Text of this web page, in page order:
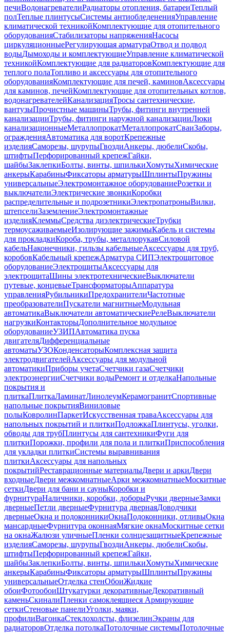
печиВодонагревателиРадиаторы отопления, батареиТеплый
полТеплые плинтусыСистемы антиобледененияУправление
климатической техникойКомплектующие для отопительного
оборудованияСтабилизаторы напряженияНасосы
циркуляционныеРегулирующая арматураОтвод и подвод
водыДымоходы и комплектующиеУправление климатической
техникойКомплектующие для радиаторовКомплектующие для
теплого полаТопливо и аксессуары для отопительного
оборудованияКомплектующие для печей, каминовАксессуары
для каминов, печейКомплектующие для отопительных котлов,
водонагревателейКанализацияТросы сантехнические,
вантузыПрочистные машиныТрубы, фитинги внутренней
канализацииТрубы, фитинги наружной канализацииЛюки
канализационныеМеталлопрокатМеталлопрокатСваиЗаборы,
огражденияАвтоматика для воротКрепежные
изделияСаморезы, шурупыГвоздиАнкеры, дюбелиСкобы,
штифтыПерфорированный крепежГайки,
шайбыЗаклепкиБолты, винты, шпилькиХомутыХимические
анкерыКарабиныФиксаторы арматурыШплинтыПружины
универсальныеЭлектромонтажное оборудованиеРозетки и
выключателиЭлектрические звонкиКоробки
распределительные и подрозетникиЭлектропатроныВилки,
штепселиЗаземлениеЭлектромонтажные
изделияКлеммыСредства диэлектрическиеТрубки
термоусаживаемыеИзолирующие зажимыКабель и системы
для прокладкиКороба, трубы, металлорукавСиловой
кабельНаконечники, гильзы кабельныеАксессуары для труб,
коробовКабельный крепежАрматура СИПЭлектрощитовое
оборудованиеЭлектрощитыАксессуары для
электрощитаШины электротехническиеВыключатели
путевые, концевыеТрансформаторыАппаратура
управленияРубильникиПредохранителиЧастотные
преобразователиПускатели магнитныеМодульная
автоматикаВыключатели автоматическиеРелеВыключатели
нагрузкиКонтакторыДополнительное модульное
оборудованиеУЗИПАвтоматика пуска
двигателяДифференциальные
автоматыУЗОКонденсаторыКомплексная защита
электродвигателейАксессуары для модульной
автоматикиПриборы учетаСчетчики газаСчетчики
электроэнергииСчетчики водыРемонт и отделкаНапольные
покрытия и
плиткаПлиткаЛаминатЛинолеумКерамогранитСпортивные
напольные покрытияВиниловые
полыКовролинПаркетИскусственная траваАксессуары для
напольных покрытий и плиткиПодложкаПлинтусы, уголки,
обводы для трубПлинтусы для сантехникиФуги для
плиткиПорожки, профили для пола и плиткиПриспособления
для укладки плиткиСистемы выравнивания
плиткиАксессуары для напольных
покрытийРеставрационные материалыДвери и аркиДвери
входныеДвери межкомнатныеАрки межкомнатныеМоскитные
сеткиДвери для бани и сауныКоробки и
фурнитураНаличники, коробки, доборыРучки дверныеЗамки
дверныеПетли дверныеФурнитура двернаяДоводчики
дверныеОкна и подоконникиОкнаПодоконники, отливыОкна
мансардныеФурнитура оконнаяМягкие окнаМоскитные сетки
на окнаЖалюзи уличныеПленки солнцезащитныеКрепежные
изделияСаморезы, шурупыГвоздиАнкеры, дюбелиСкобы,
штифтыПерфорированный крепежГайки,
шайбыЗаклепкиБолты, винты, шпилькиХомутыХимические
анкерыКарабиныФиксаторы арматурыШплинтыПружины
универсальныеОтделка стенОбоиЖидкие
обоиФотообоиШтукатурки декоративныеДекоративный
каменьСкиналиПленки самоклеящиеся Армирующие
сеткиСтеновые панелиУголки, маяки,
профилиВагонкаСтеклохолсты, флизелинЭкраны для
радиаторовОтделка потолкаПотолочные системыПотолочные